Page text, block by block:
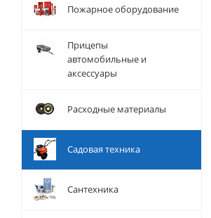
Пожарное оборудование
Прицепы
автомобильные и
аксессуары
Расходные материалы
Садовая техника
Сантехника